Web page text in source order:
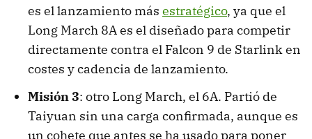
es el lanzamiento más estratégico, ya que el
Long March 8A es el diseñado para competir
directamente contra el Falcon 9 de Starlink en
costes y cadencia de lanzamiento.
Misión 3: otro Long March, el 6A. Partió de
Taiyuan sin una carga confirmada, aunque es
un cohete que antes se ha usado para poner